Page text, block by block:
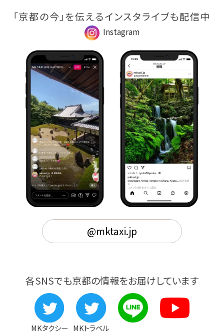
「京都の今」を伝えるインスタライブも配信中
Instagram
@mktaxi.jp
各SNSでも京都の情報をお届けしています
MKタクシー MKトラベル